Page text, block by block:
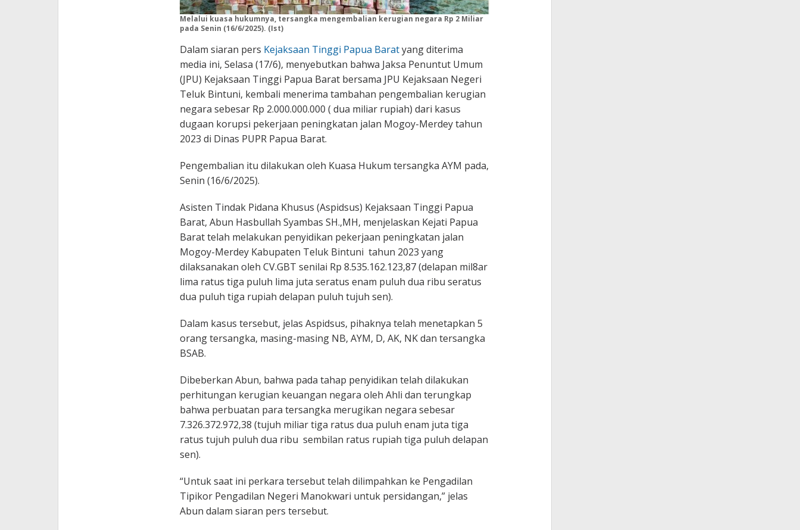
Melalui kuasa hukumnya, tersangka mengembalian kerugian negara Rp 2 Miliar
pada Senin (16/6/2025). (Ist)
Dalam siaran pers Kejaksaan Tinggi Papua Baratyang diterima
media ini, Selasa (17/6), menyebutkan bahwa Jaksa Penuntut Umum
(JPU) Kejaksaan Tinggi Papua Barat bersama JPU Kejaksaan Negeri
Teluk Bintuni, kembali menerima tambahan pengembalian kerugian
negara sebesar Rp 2.000.000.000 ( dua miliar rupiah) dari kasus
dugaan korupsi pekerjaan peningkatan jalan Mogoy-Merdey tahun
2023 di Dinas PUPR Papua Barat.
Pengembalian itu dilakukan oleh Kuasa Hukum tersangka AYM pada,
Senin (16/6/2025).
Asisten Tindak Pidana Khusus (Aspidsus) Kejaksaan Tinggi Papua
Barat, Abun Hasbullah Syambas SH.,MH, menjelaskan Kejati Papua
Barat telah melakukan penyidikan pekerjaan peningkatan jalan
Mogoy-Merdey Kabupaten Teluk Bintuni tahun 2023 yang
dilaksanakan oleh CV.GBT senilai Rp 8.535.162.123,87 (delapan mil8ar
lima ratus tiga puluh lima juta seratus enam puluh dua ribu seratus
dua puluh tiga rupiah delapan puluh tujuh sen).
Dalam kasus tersebut, jelas Aspidsus, pihaknya telah menetapkan 5
orang tersangka, masing-masing NB, AYM, D, AK, NK dan tersangka
BSAB.
Dibeberkan Abun, bahwa pada tahap penyidikan telah dilakukan
perhitungan kerugian keuangan negara oleh Ahli dan terungkap
bahwa perbuatan para tersangka merugikan negara sebesar
7.326.372.972,38 (tujuh miliar tiga ratus dua puluh enam juta tiga
ratus tujuh puluh dua ribu sembilan ratus rupiah tiga puluh delapan
sen).
“Untuk saat ini perkara tersebut telah dilimpahkan ke Pengadilan
Tipikor Pengadilan Negeri Manokwari untuk persidangan,” jelas
Abun dalam siaran pers tersebut.